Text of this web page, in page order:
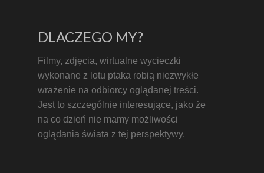
DLACZEGO MY?
Filmy, zdjęcia, wirtualne wycieczki
wykonane z lotu ptaka robią niezwykłe
wrażenie na odbiorcy oglądanej treści.
Jest to szczególnie interesujące, jako że
na co dzień nie mamy możliwości
oglądania świata z tej perspektywy.